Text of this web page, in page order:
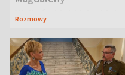
Waligórskiej-Lisieckiej.
Rozmowy